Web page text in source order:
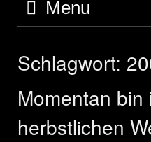
Menu
Schlagwort:
Momentan bin
herbstlichen